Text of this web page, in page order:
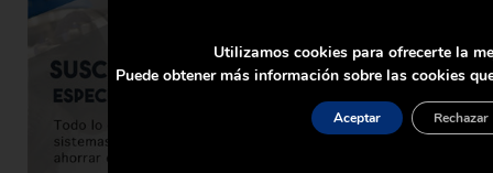
Utilizamos cookies para ofrecerte la
Puede obtener más información sobre las cookies
Aceptar Rechazar